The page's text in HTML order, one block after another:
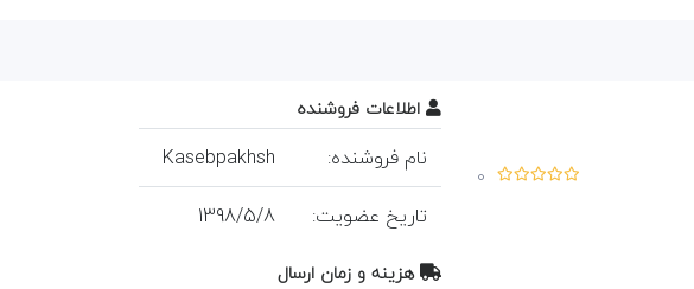
0
اطلاعات فروشنده
نام فروشنده:
Kasebpakhsh
تاريخ عضويت:
1398/5/8
هزينه و زمان ارسال